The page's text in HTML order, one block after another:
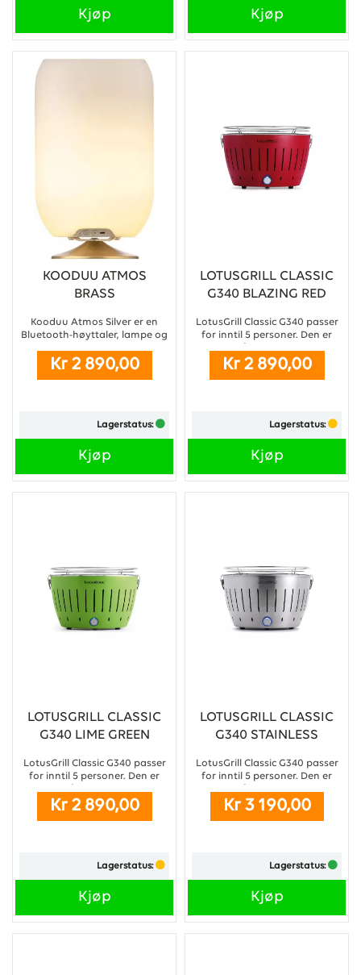
Kjøp Kjøp
KOODUU ATMOS
BRASS
Kooduu Atmos Silver er en
Bluetooth-høyttaler, lampe og
Kr 2 890,00
Lagerstatus:
Kjøp
LOTUSGRILL CLASSIC
G340 BLAZING RED
LotusGrill Classic G340 passer
for inntil 5 personer. Den er
hjemme på terrassen eller i
skjærgården. Grillen bringer
å ta med seg.
...
Kr 2 890,00
Lagerstatus:
Kjøp
LOTUSGRILL CLASSIC
G340 LIME GREEN
LotusGrill Classic G340 passer
for inntil 5 personer. Den er
hjemme på terrassen eller i
skjærgården. Grillen bringer
å ta med seg. ...
Kr 2 890,00
Lagerstatus:
Kjøp
LOTUSGRILL CLASSIC
G340 STAINLESS
LotusGrill Classic G340 passer
for inntil 5 personer. Den er
hjemme på terrassen eller i
skjærgården. Grillen bringer
å ta med seg. ...
Kr 3 190,00
Lagerstatus:
Kjøp